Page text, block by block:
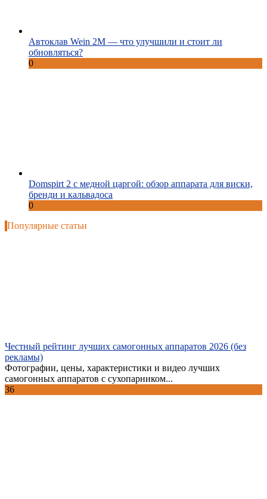
Автоклав Wein 2M — что улучшили и стоит ли
обновляться?
0
Domspirt 2 с медной царгой: обзор аппарата для виски,
бренди и кальвадоса
0
Популярные статьи
Честный рейтинг лучших самогонных аппаратов 2026 (без
рекламы)
Фотографии, цены, характеристики и видео лучших
самогонных аппаратов с сухопарником...
36